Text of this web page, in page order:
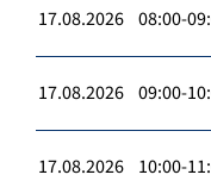
17.08.2026 08:00-
17.08.2026 09:00-
17.08.2026 10:00-